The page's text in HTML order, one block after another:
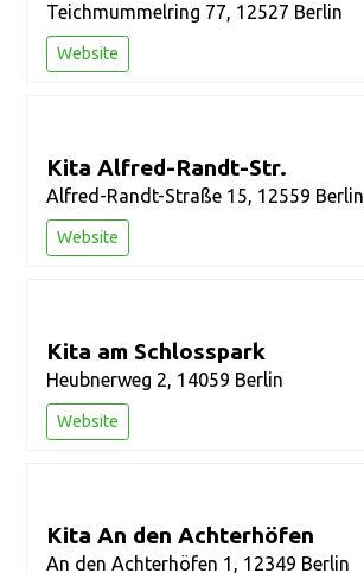
Teichmummelring 77, 12527 Berlin
Website
Kita Alfred-Randt-Str.
Alfred-Randt-Straße 15, 12559 Berlin
Website
Kita am Schlosspark
Heubnerweg 2, 14059 Berlin
Website
Kita An den Achterhöfen
An den Achterhöfen 1, 12349 Berlin